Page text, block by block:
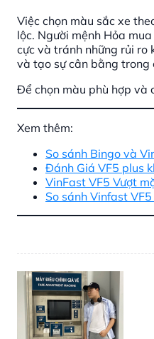
Việc chọn màu sắc xe
lộc. Người mệnh Hỏa
cực và tránh những rủi ro
và tạo sự cân bằng trong
Để chọn màu phù hợp và
Xem thêm:
So sánh Bingo và
Đánh Giá VF5 plus
VinFast VF5 Vượt
So sánh Vinfast